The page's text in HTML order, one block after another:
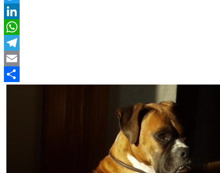
Twitter
LinkedIn
WhatsApp
Telegram
Email